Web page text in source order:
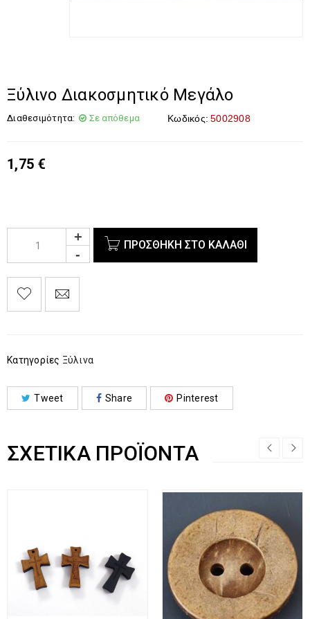
Ξύλινο Διακοσμητικό Μεγάλο
Διαθεσιμότητα: Σε απόθεμα Κωδικός: 5002908
1,75 €
ΠΡΟΣΘΉΚΗ ΣΤΟ ΚΑΛΆΘΙ
Κατηγορίες Ξύλινα
Tweet Share Pinterest
ΣΧΕΤΙΚΆ ΠΡΟΪΌΝΤΑ